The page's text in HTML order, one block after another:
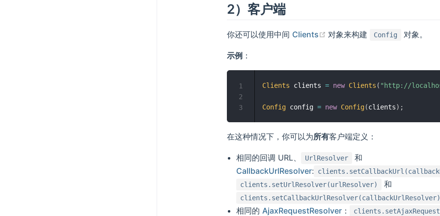
2）客户端
你还可以使用中间 Clients (opens new window)
对象来构建 Config 对象。
示例 ：
Clients clients = new Clients ( "http://
Config config = new Config(clients) ;
1
2
3
在这种情况下，你可以为所有客户端定义：
相同的回调 URL、 UrlResolver
和
CallbackUrlResolver:
clients.setUrlResolver(urlResolver) 和
clients.setCallbackUrlResolver(callbackUrlResolver)
相同的 AjaxRequestResolver ：